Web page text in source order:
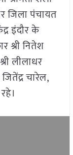
जिला पंचायत
इंदौर के
श्री नितेश
लीलाधर
चारेल,